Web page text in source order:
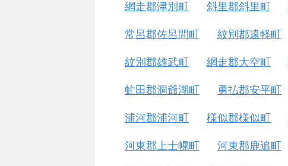
網走郡津別町 斜里郡斜里町
常呂郡佐呂間町 紋別郡遠軽町
紋別郡雄武町 網走郡大空町
虻田郡洞爺湖町 勇払郡安平町
浦河郡浦河町 様似郡様似町
河東郡上士幌町 河東郡鹿追町